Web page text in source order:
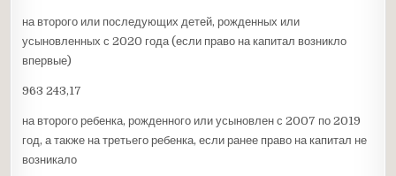
на второго или последующих детей, рожденных или
усыновленных с 2020 года (если право на капитал возникло
впервые)
963 243,17
на второго ребенка, рожденного или усыновлен с 2007 по 2019
год, а также на третьего ребенка, если ранее право на капитал не
возникало